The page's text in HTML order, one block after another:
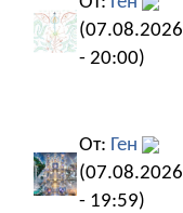
(07.08.2026
- 20:00)
От: Ген
(07.08.2026
- 19:59)